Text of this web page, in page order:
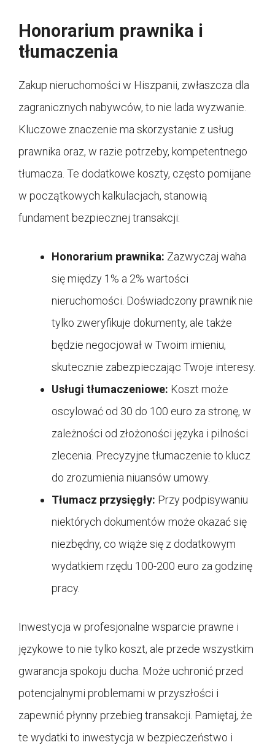
Honorarium prawnika i
tłumaczenia
Zakup nieruchomości w Hiszpanii, zwłaszcza dla
zagranicznych nabywców, to nie lada wyzwanie.
Kluczowe znaczenie ma skorzystanie z usług
prawnika oraz, w razie potrzeby, kompetentnego
tłumacza. Te dodatkowe koszty, często pomijane
w początkowych kalkulacjach, stanowią
fundament bezpiecznej transakcji:
Honorarium prawnika: Zazwyczaj waha
się między 1% a 2% wartości
nieruchomości. Doświadczony prawnik nie
tylko zweryfikuje dokumenty, ale także
będzie negocjował w Twoim imieniu,
skutecznie zabezpieczając Twoje interesy.
Usługi tłumaczeniowe: Koszt może
oscylować od 30 do 100 euro za stronę, w
zależności od złożoności języka i pilności
zlecenia. Precyzyjne tłumaczenie to klucz
do zrozumienia niuansów umowy.
Tłumacz przysięgły: Przy podpisywaniu
niektórych dokumentów może okazać się
niezbędny, co wiąże się z dodatkowym
wydatkiem rzędu 100-200 euro za godzinę
pracy.
Inwestycja w profesjonalne wsparcie prawne i
językowe to nie tylko koszt, ale przede wszystkim
gwarancja spokoju ducha. Może uchronić przed
potencjalnymi problemami w przyszłości i
zapewnić płynny przebieg transakcji. Pamiętaj, że
te wydatki to inwestycja w bezpieczeństwo i